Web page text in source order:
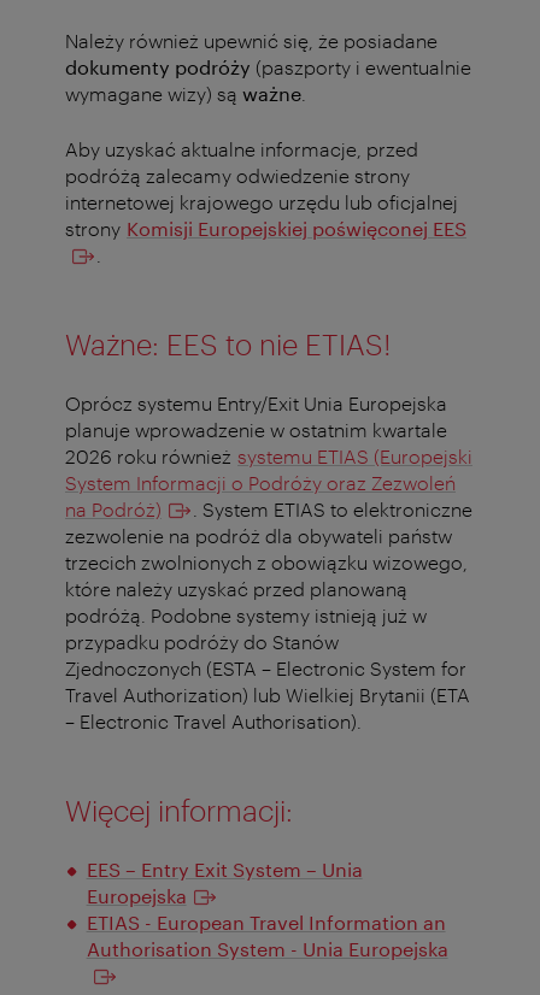
Należy również upewnić się, że posiadane
dokumenty podróży (paszporty i ewentualnie
wymagane wizy) są ważne
Aby uzyskać aktualne informacje, przed
podróżą zalecamy odwiedzenie strony
internetowej krajowego urzędu lub oficjalnej
strony Komisji Europejskiej poświęconej EES
Ważne: EES to nie ETIAS!
Oprócz systemu Entry/Exit Unia Europejska
planuje wprowadzenie w ostatnim kwartale
2026 roku również systemu ETIAS (Europejski
System Informacji o Podróży oraz Zezwoleń
na Podróż)
. System ETIAS to elektroniczne
zezwolenie na podróż dla obywateli państw
trzecich zwolnionych z obowiązku wizowego,
które należy uzyskać przed planowaną
podróżą. Podobne systemy istnieją już w
przypadku podróży do Stanów
Zjednoczonych (ESTA – Electronic System for
Travel Authorization) lub Wielkiej Brytanii (ETA
– Electronic Travel Authorisation).
Więcej informacji:
EES – Entry Exit System – Unia
Europejska
ETIAS - European Travel Information an
Authorisation System - Unia Europejska